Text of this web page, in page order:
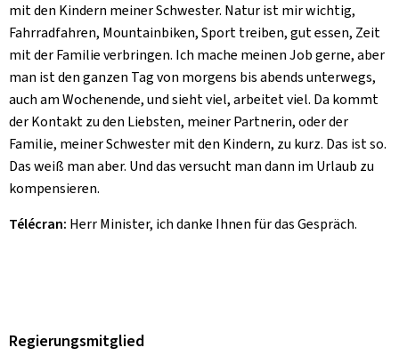
mit den Kindern meiner Schwester. Natur ist mir wichtig,
Fahrradfahren, Mountainbiken, Sport treiben, gut essen, Zeit
mit der Familie verbringen. Ich mache meinen Job gerne, aber
man ist den ganzen Tag von morgens bis abends unterwegs,
auch am Wochenende, und sieht viel, arbeitet viel. Da kommt
der Kontakt zu den Liebsten, meiner Partnerin, oder der
Familie, meiner Schwester mit den Kindern, zu kurz. Das ist so.
Das weiß man aber. Und das versucht man dann im Urlaub zu
kompensieren.
Télécran: Herr Minister, ich danke Ihnen für das Gespräch.
Regierungsmitglied